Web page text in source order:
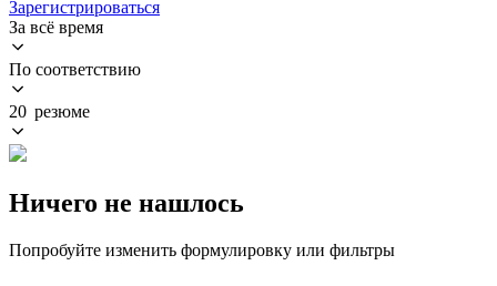
Зарегистрироваться
За всё время
По соответствию
20 резюме
Ничего не нашлось
Попробуйте изменить формулировку или фильтры